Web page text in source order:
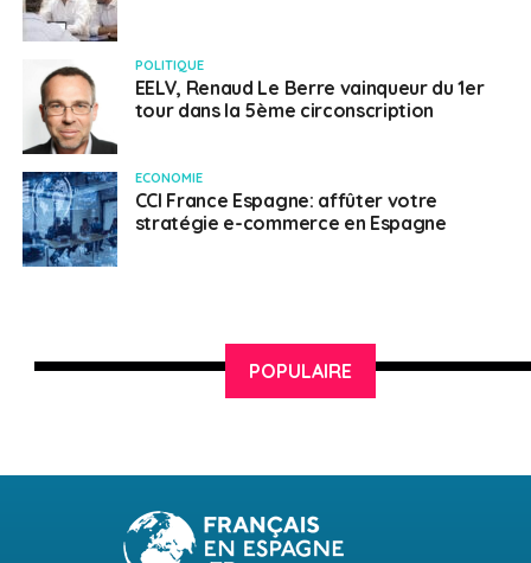
POLITIQUE
EELV, Renaud Le Berre vainqueur du 1er
tour dans la 5ème circonscription
ECONOMIE
CCI France Espagne: affûter votre
stratégie e-commerce en Espagne
POPULAIRE